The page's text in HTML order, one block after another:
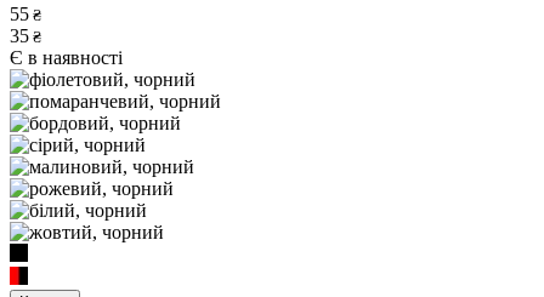
55 ₴
35 ₴
Є в наявності